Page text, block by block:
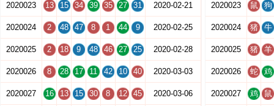
2020023 13 15 34 39 35 27 31 2020-02-21
2020024 2 48 47 8 1 44 9 2020-02-25
2020025 2 18 9 48 46 27 25 2020-02-28
2020026 8 28 17 11 42 10 40 2020-03-03
2020027 16 13 15 30 8 12 45 2020-03-06
2020023 鼠 狗
2020024 猪 牛
2020025 猪 羊
2020026 蛇 鸡
2020027 鸡 鼠